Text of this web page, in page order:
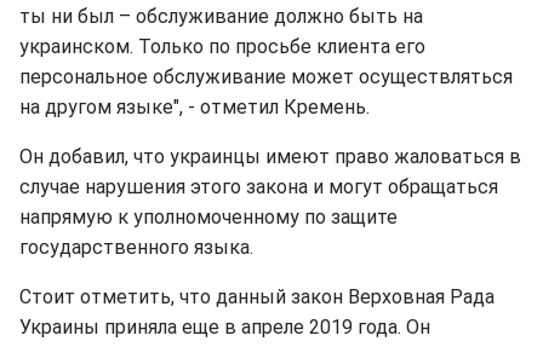
ты ни был – обслуживание должно быть на
украинском. Только по просьбе клиента его
персональное обслуживание может осуществляться
на другом языке", - отметил Кремень.
Он добавил, что украинцы имеют право жаловаться в
случае нарушения этого закона и могут обращаться
напрямую к уполномоченному по защите
государственного языка.
Стоит отметить, что данный закон Верховная Рада
Украины приняла еще в апреле 2019 года. Он